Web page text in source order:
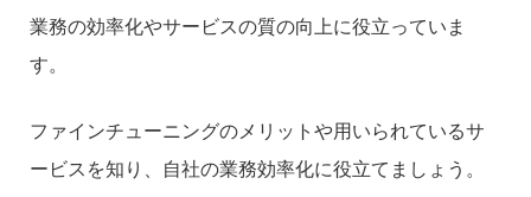
業務の効率化やサービスの質の向上に役立っていま
す。
ファインチューニングのメリットや用いられているサ
ービスを知り、自社の業務効率化に役立てましょう。